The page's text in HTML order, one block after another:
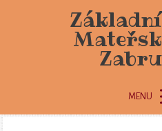
MENU